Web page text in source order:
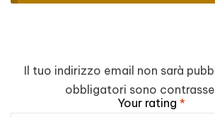
Il tuo indirizzo email non sarà
obbligatori sono
Your rating *